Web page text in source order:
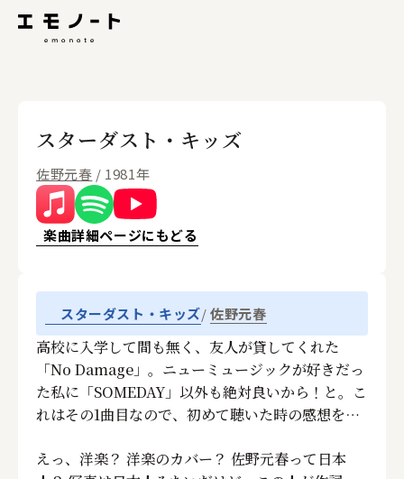
スターダスト・キッズ
佐野元春 / 1981年
楽曲詳細ページにもどる
スターダスト・キッズ 佐野元春
高校に入学して間も無く、友人が貸してくれた
「No Damage」。ニューミュージックが好きだっ
た私に「SOMEDAY」以外も絶対良いから！と。こ
れはその1曲目なので、初めて聴いた時の感想を…
えっ、洋楽？ 洋楽のカバー？ 佐野元春って日本